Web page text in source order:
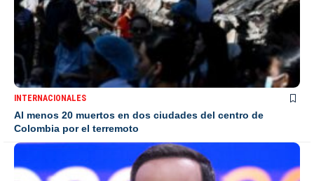
INTERNACIONALES
Al menos 20 muertos en dos ciudades del centro de
Colombia por el terremoto